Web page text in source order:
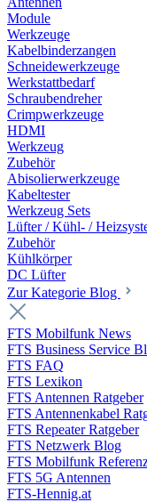
Module
Werkzeuge
Kabelbinderzangen
Schneidewerkzeuge
Werkstattbedarf
Schraubendreher
Crimpwerkzeuge
HDMI
Werkzeug
Zubehör
Abisolierwerkzeuge
Kabeltester
Werkzeug Sets
Lüfter / Kühl- /
Zubehör
Kühlkörper
DC Lüfter
Zur Kategorie Blog
FTS Mobilfunk News
FTS Business Service
FTS FAQ
FTS Lexikon
FTS Antennen Ratgeber
FTS Antennenkabel
FTS Repeater Ratgeber
FTS Netzwerk Blog
FTS Mobilfunk
FTS 5G Antennen
FTS-Hennig.at